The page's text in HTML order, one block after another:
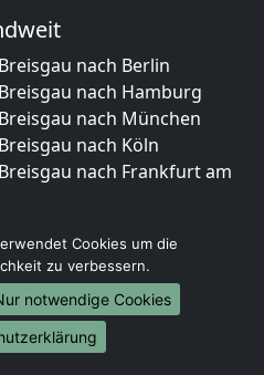
nach Berlin
nach Hamburg
nach München
nach Köln
nach Frankfurt am
nach Düsseldorf
nach Leipzig
nach Dortmund
nach Essen
nach Bremen
Cookies um die
zu verbessern.
notwendige Cookies